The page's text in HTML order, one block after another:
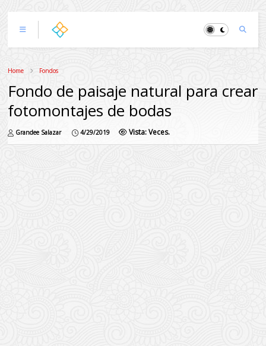
Home Fondos
Fondo de paisaje natural para crear
fotomontajes de bodas
Grandee Salazar 4/29/2019 Vista:Veces.